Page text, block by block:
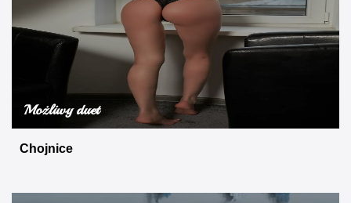
Możliwy duet
Chojnice